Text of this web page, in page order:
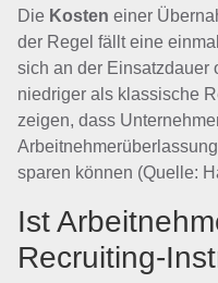
Die Kosten einer
der Regel fällt eine
sich an der Einsatzdauer
niedriger als klassische
zeigen, dass
sparen können (Quelle:
Ist
Recruiting-